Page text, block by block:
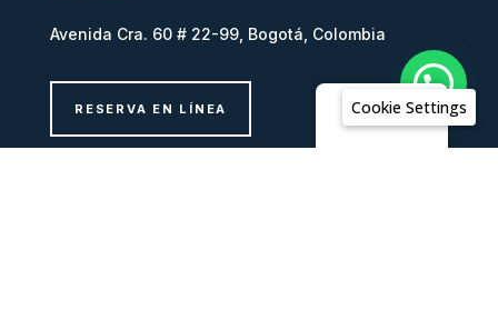
Avenida Cra. 60 # 22-99, Bogotá, Colombia
RESERVA EN LÍNEA Español
Cookie Settings